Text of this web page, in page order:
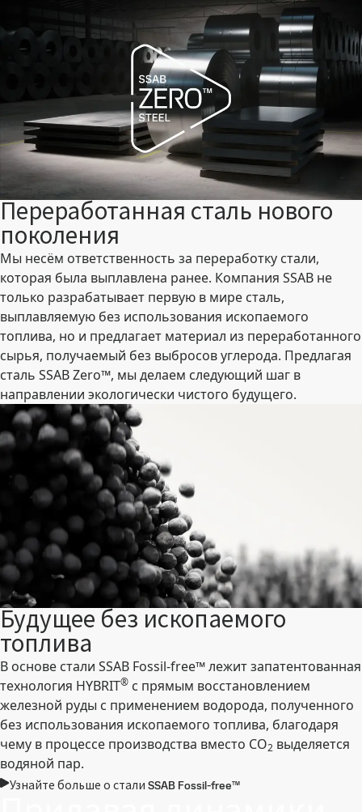
Переработанная сталь нового
поколения
Мы несём ответственность за переработку стали,
которая была выплавлена ранее. Компания SSAB не
только разрабатывает первую в мире сталь,
выплавляемую без использования ископаемого
топлива, но и предлагает материал из переработанного
сырья, получаемый без выбросов углерода. Предлагая
сталь SSAB Zero™, мы делаем следующий шаг в
направлении экологически чистого будущего.
Будущее без ископаемого
топлива
В основе стали SSAB Fossil-free™ лежит запатентованная
технология HYBRIT® с прямым восстановлением
железной руды с применением водорода, полученного
без использования ископаемого топлива, благодаря
чему в процессе производства вместо CO2 выделяется
водяной пар.
Узнайте больше о стали SSAB Fossil-free™